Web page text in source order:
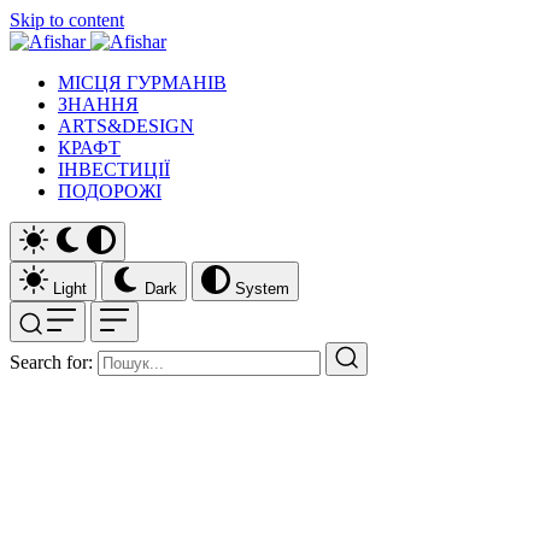
Skip to content
МІСЦЯ ГУРМАНІВ
ЗНАННЯ
ARTS&DESIGN
КРАФТ
ІНВЕСТИЦІЇ
ПОДОРОЖІ
Light Dark System
Search for: